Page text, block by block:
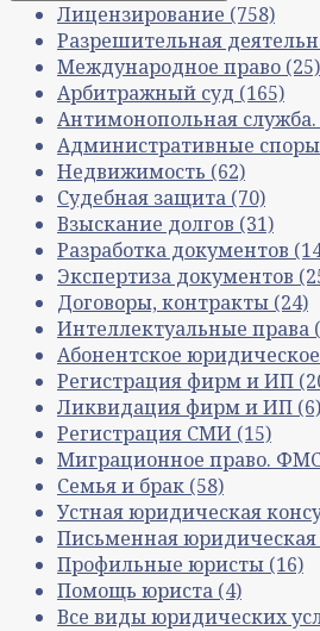
Лицензирование (758)
Разрешительная
Международное право (25)
Арбитражный суд (165)
Антимонопольная
Административные споры
Недвижимость (62)
Судебная защита (70)
Взыскание долгов (31)
Разработка документов
Экспертиза документов
Договоры, контракты (24)
Интеллектуальные права
Абонентское
Регистрация фирм и ИП
Ликвидация фирм и ИП (6)
Регистрация СМИ (15)
Миграционное право.
Семья и брак (58)
Устная юридическая
Письменная юридическая
Профильные юристы (16)
Помощь юриста (4)
Все виды юридических